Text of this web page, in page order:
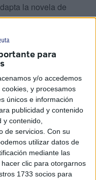
para
y/o accedemos
y procesamos
únicos e información
publicidad y contenido
y contenido,
de servicios. Con su
utilizar datos de
mediante las
clic para otorgarnos
1733 socios para
la novela de
pero se torna
mejor, y sin duda
de las mejores
de una hora
feudal del siglo XVII,
astuto lord Yoshii
su vida vida ante las
el Consejo de
tanto, un
las costas de un